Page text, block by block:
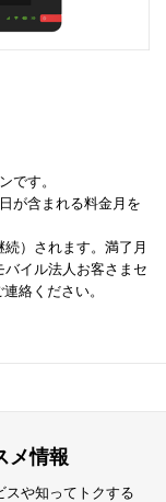
です。
が含まれる料金月を
）されます。満了月
イル法人お客さまセ
絡ください。
メ情報
スや知ってトクする